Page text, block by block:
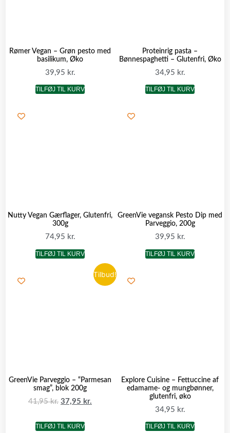
Rømer Vegan – Grøn pesto med
basilikum, Øko
39,95 kr.
TILFØJ TIL KURV
Proteinrig pasta –
Bønnespaghetti – Glutenfri, Øko
34,95 kr.
TILFØJ TIL KURV
Nutty Vegan Gærflager, Glutenfri,
300g
74,95 kr.
TILFØJ TIL KURV
GreenVie vegansk Pesto Dip med
Parveggio, 200g
39,95 kr.
TILFØJ TIL KURV
Tilbud!
GreenVie Parveggio – “Parmesan
smag”, blok 200g
41,95kr. 37,95 kr.
TILFØJ TIL KURV
Explore Cuisine – Fettuccine af
edamame- og mungbønner,
glutenfri, øko
34,95 kr.
TILFØJ TIL KURV